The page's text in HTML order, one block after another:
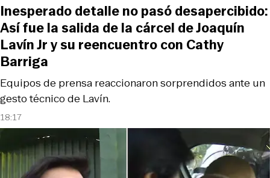
18:17
Equipos de prensa reaccionaron sorprendidos ante un
gesto técnico de Lavín.
Inesperado detalle no pasó desapercibido:
Así fue la salida de la cárcel de Joaquín
Lavín Jr y su reencuentro con Cathy
Barriga